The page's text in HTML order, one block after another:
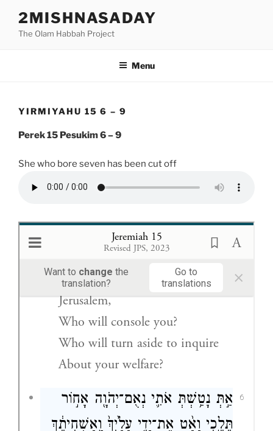
content
2MISHNASADAY
The Olam Habbah Project
Menu
YIRMIYAHU 15 6 – 9
Perek 15 Pesukim 6 – 9
She who bore seven has been cut off